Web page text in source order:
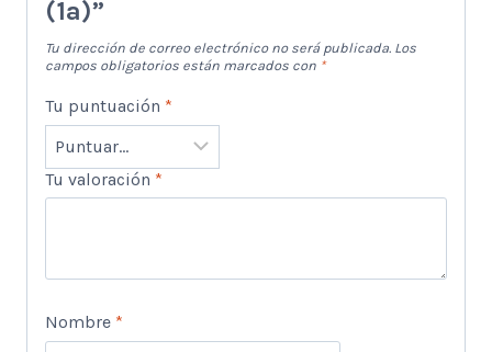
(1a)”
Tu dirección de correo electrónico no será publicada. Los
campos obligatorios están marcados con *
Tu puntuación *
Tu valoración *
Nombre *